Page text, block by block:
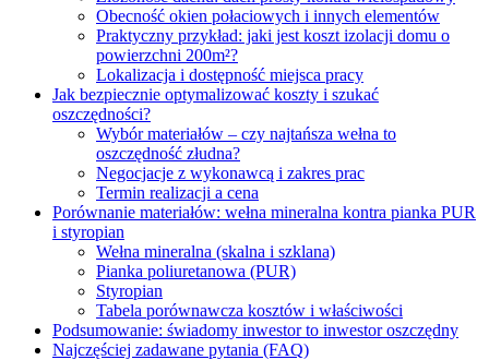
Obecność okien połaciowych i innych elementów
Praktyczny przykład: jaki jest koszt izolacji domu o
powierzchni 200m²?
Lokalizacja i dostępność miejsca pracy
Jak bezpiecznie optymalizować koszty i szukać
oszczędności?
Wybór materiałów – czy najtańsza wełna to
oszczędność złudna?
Negocjacje z wykonawcą i zakres prac
Termin realizacji a cena
Porównanie materiałów: wełna mineralna kontra pianka PUR
i styropian
Wełna mineralna (skalna i szklana)
Pianka poliuretanowa (PUR)
Styropian
Tabela porównawcza kosztów i właściwości
Podsumowanie: świadomy inwestor to inwestor oszczędny
Najczęściej zadawane pytania (FAQ)